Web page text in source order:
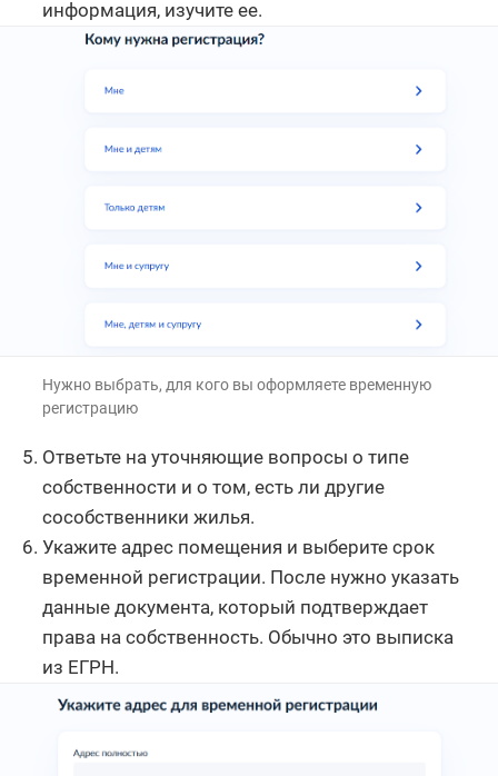
информация, изучите ее.
Нужно выбрать, для кого вы оформляете временную
регистрацию
Ответьте на уточняющие вопросы о типе
собственности и о том, есть ли другие
сособственники жилья.
Укажите адрес помещения и выберите срок
временной регистрации. После нужно указать
данные документа, который подтверждает
права на собственность. Обычно это выписка
из ЕГРН.